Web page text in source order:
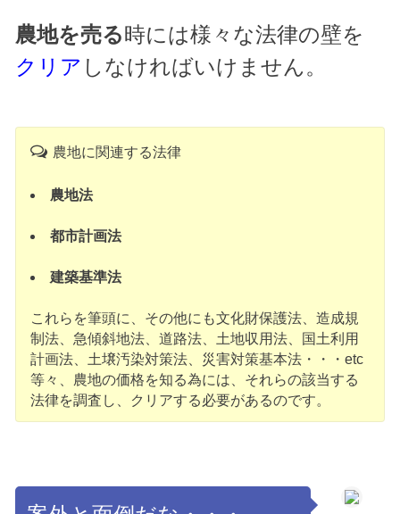
農地を売る時には様々な法律の壁を
クリア しなければいけません。
農地に関連する法律
農地法
都市計画法
建築基準法
これらを筆頭に、その他にも文化財保護法、造成規
制法、急傾斜地法、道路法、土地収用法、国土利用
計画法、土壌汚染対策法、災害対策基本法・・・etc
等々、農地の価格を知る為には、それらの該当する
法律を調査し、クリアする必要があるのです。